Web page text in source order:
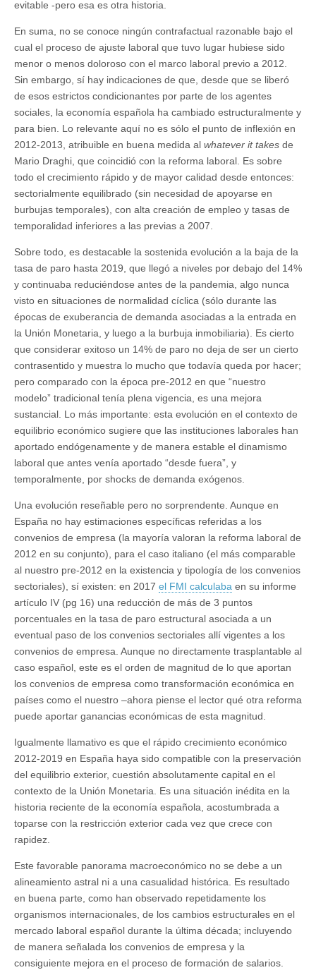
evitable -pero esa es otra historia.
En suma, no se conoce ningún contrafactual razonable bajo el
cual el proceso de ajuste laboral que tuvo lugar hubiese sido
menor o menos doloroso con el marco laboral previo a 2012.
Sin embargo, sí hay indicaciones de que, desde que se liberó
de esos estrictos condicionantes por parte de los agentes
sociales, la economía española ha cambiado estructuralmente y
para bien. Lo relevante aquí no es sólo el punto de inflexión en
2012-2013, atribuible en buena medida al whatever it takes de
Mario Draghi, que coincidió con la reforma laboral. Es sobre
todo el crecimiento rápido y de mayor calidad desde entonces:
sectorialmente equilibrado (sin necesidad de apoyarse en
burbujas temporales), con alta creación de empleo y tasas de
temporalidad inferiores a las previas a 2007.
Sobre todo, es destacable la sostenida evolución a la baja de la
tasa de paro hasta 2019, que llegó a niveles por debajo del 14%
y continuaba reduciéndose antes de la pandemia, algo nunca
visto en situaciones de normalidad cíclica (sólo durante las
épocas de exuberancia de demanda asociadas a la entrada en
la Unión Monetaria, y luego a la burbuja inmobiliaria). Es cierto
que considerar exitoso un 14% de paro no deja de ser un cierto
contrasentido y muestra lo mucho que todavía queda por hacer;
pero comparado con la época pre-2012 en que “nuestro
modelo” tradicional tenía plena vigencia, es una mejora
sustancial. Lo más importante: esta evolución en el contexto de
equilibrio económico sugiere que las instituciones laborales han
aportado endógenamente y de manera estable el dinamismo
laboral que antes venía aportado “desde fuera”, y
temporalmente, por shocks de demanda exógenos.
Una evolución reseñable pero no sorprendente. Aunque en
España no hay estimaciones específicas referidas a los
convenios de empresa (la mayoría valoran la reforma laboral de
2012 en su conjunto), para el caso italiano (el más comparable
al nuestro pre-2012 en la existencia y tipología de los convenios
sectoriales), sí existen: en 2017 el FMI calculaba en su informe
artículo IV (pg 16) una reducción de más de 3 puntos
porcentuales en la tasa de paro estructural asociada a un
eventual paso de los convenios sectoriales allí vigentes a los
convenios de empresa. Aunque no directamente trasplantable al
caso español, este es el orden de magnitud de lo que aportan
los convenios de empresa como transformación económica en
países como el nuestro –ahora piense el lector qué otra reforma
puede aportar ganancias económicas de esta magnitud.
Igualmente llamativo es que el rápido crecimiento económico
2012-2019 en España haya sido compatible con la preservación
del equilibrio exterior, cuestión absolutamente capital en el
contexto de la Unión Monetaria. Es una situación inédita en la
historia reciente de la economía española, acostumbrada a
toparse con la restricción exterior cada vez que crece con
rapidez.
Este favorable panorama macroeconómico no se debe a un
alineamiento astral ni a una casualidad histórica. Es resultado
en buena parte, como han observado repetidamente los
organismos internacionales, de los cambios estructurales en el
mercado laboral español durante la última década; incluyendo
de manera señalada los convenios de empresa y la
consiguiente mejora en el proceso de formación de salarios.